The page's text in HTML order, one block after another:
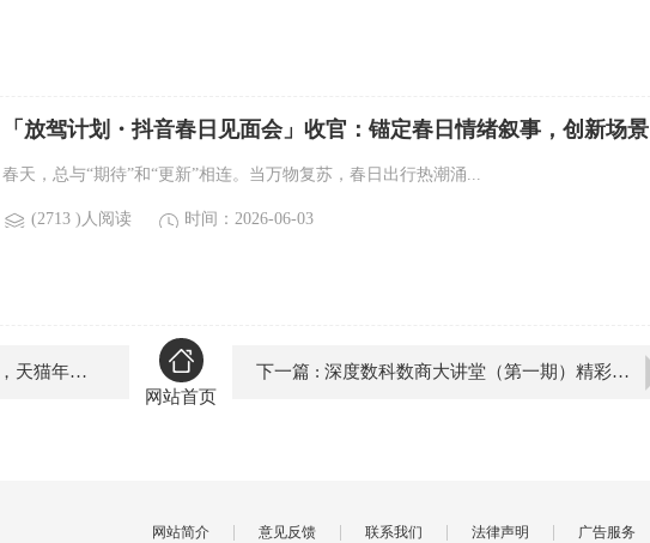
「放驾计划・抖音春日见面会」收官：锚定春日情绪叙事，创新场景
春天，总与“期待”和“更新”相连。当万物复苏，春日出行热潮涌...
(2713 )人阅读 时间：2026-06-03
上一篇 : 用快乐勾勒浓浓“年味儿”，天猫年货节N种花样点亮新年欢愉
网站首页
下一篇 : 深度数科数商大讲堂（第一期）精彩回顾
网站简介 | 意见反馈 | 联系我们 | 法律声明 | 广告服务